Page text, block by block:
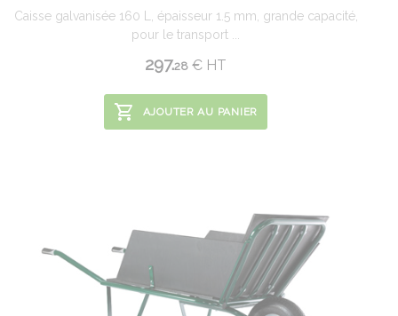
Caisse galvanisée 160 L, épaisseur 1.5 mm, grande capacité,
pour le transport ...
297.28 € HT
AJOUTER AU PANIER